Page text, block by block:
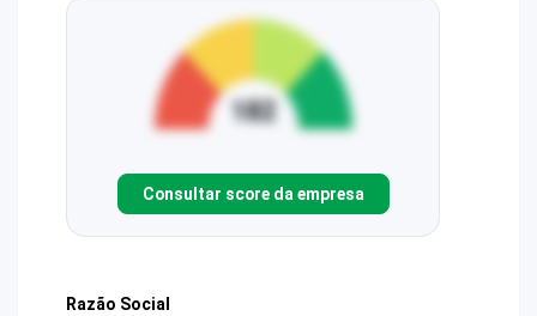
Consultar score da empresa
Razão Social